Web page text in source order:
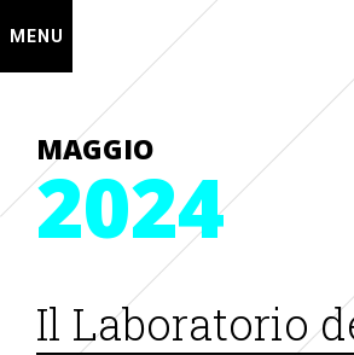
MENU
MAGGIO
2024
Il Laboratorio